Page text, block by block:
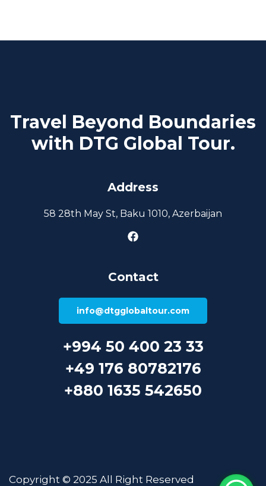
Travel Beyond Boundaries
with DTG Global Tour.
Address
58 28th May St, Baku 1010, Azerbaijan
Contact
info@dtgglobaltour.com
+994 50 400 23 33
+49 176 80782176
+880 1635 542650
Copyright © 2025 All Right Reserved